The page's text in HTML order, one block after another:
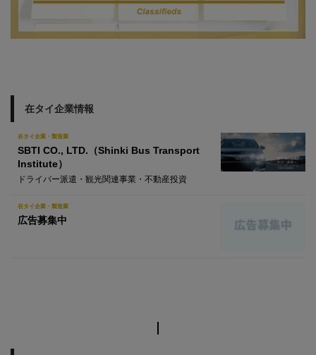
在タイ企業情報
在タイ企業・製造業
SBTI CO., LTD.（Shinki Bus Transport
Institute）
ドライバー派遣・観光関連事業・不動産投資
在タイ企業・製造業
広告募集中